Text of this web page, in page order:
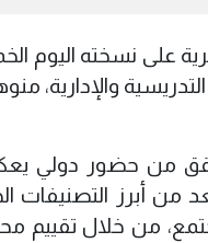
على نسخته اليوم
والإدارية،
من حضور دولي
من أبرز التصنيفات
من خلال تقييم